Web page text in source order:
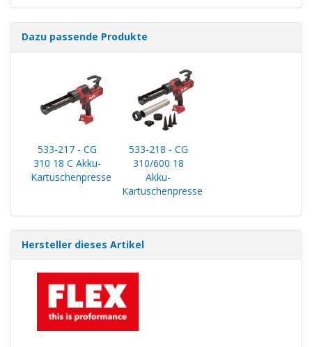
Dazu passende Produkte
533-217 - CG
310 18 C Akku-
Kartuschenpresse
533-218 - CG
310/600 18
Akku-
Kartuschenpresse
Hersteller dieses Artikel